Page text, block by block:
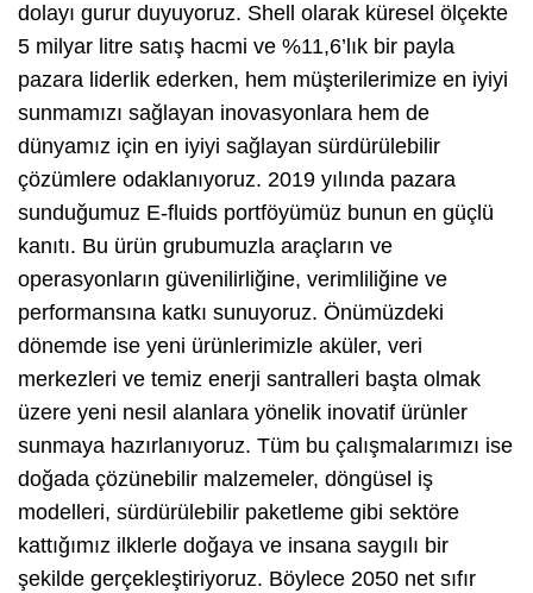
dolayı gurur duyuyoruz. Shell olarak küresel ölçekte
5 milyar litre satış hacmi ve %11,6’lık bir payla
pazara liderlik ederken, hem müşterilerimize en iyiyi
sunmamızı sağlayan inovasyonlara hem de
dünyamız için en iyiyi sağlayan sürdürülebilir
çözümlere odaklanıyoruz. 2019 yılında pazara
sunduğumuz E-fluids portföyümüz bunun en güçlü
kanıtı. Bu ürün grubumuzla araçların ve
operasyonların güvenilirliğine, verimliliğine ve
performansına katkı sunuyoruz. Önümüzdeki
dönemde ise yeni ürünlerimizle aküler, veri
merkezleri ve temiz enerji santralleri başta olmak
üzere yeni nesil alanlara yönelik inovatif ürünler
sunmaya hazırlanıyoruz. Tüm bu çalışmalarımızı ise
doğada çözünebilir malzemeler, döngüsel iş
modelleri, sürdürülebilir paketleme gibi sektöre
kattığımız ilklerle doğaya ve insana saygılı bir
şekilde gerçekleştiriyoruz. Böylece 2050 net sıfır